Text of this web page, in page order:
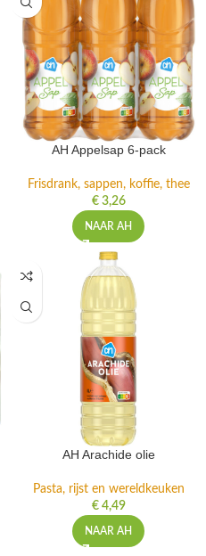
AH Appelsap 6-pack
Frisdrank, sappen, koffie, thee
€3,26
NAAR AH
AH Arachide olie
Pasta, rijst en wereldkeuken
€4,49
NAAR AH